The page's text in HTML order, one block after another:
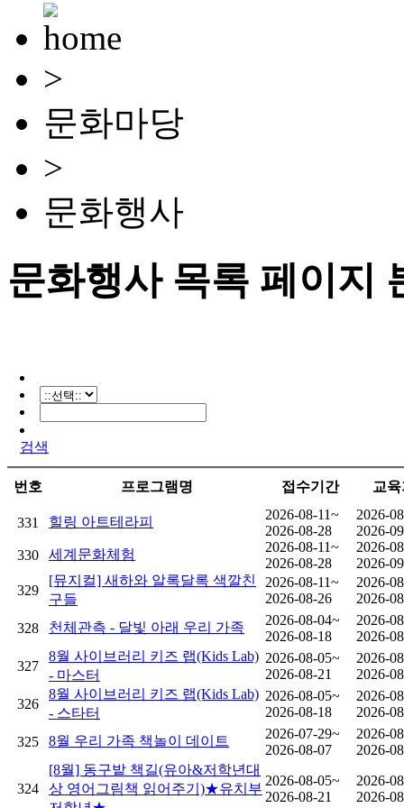
>
문화마당
>
문화행사
문화행사 목록 페이지
검색
번호 프로그램명 접수기간 교
331 힐링 아트테라피
2026-08-11~
2026-08-28
2026-
2026-
330
세계문화체험
2026-08-11~
2026-08-28
2026-
2026-
329
[뮤지컬] 새하와 알록달록 색깔친
구들
2026-08-11~
2026-08-26
2026-
2026-
328
천체관측 - 달빛 아래 우리 가족
2026-08-04~
2026-08-18
2026-
2026-
327
8월 사이브러리 키즈 랩(Kids Lab)
- 마스터
2026-08-05~
2026-08-21
2026-
2026-
326
8월 사이브러리 키즈 랩(Kids Lab)
- 스타터
2026-08-05~
2026-08-18
2026-
2026-
325
8월 우리 가족 책놀이 데이트
2026-07-29~
2026-08-07
2026-
2026-
324
[8월] 동구밭 책길(유아&저학년대
상 영어그림책 읽어주기)★유치부
2026-08-05~
2026-08-21
2026-
2026-